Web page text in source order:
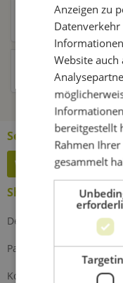
Kunden kauften auch
Kunden haben sich
Service Hotline
Widerruf erklären
Shop Service
Defektes Produkt
Partnerprogramm
Kontakt
Anzeigen zu
Website
bereitgestellt
Rahmen
gesammelt